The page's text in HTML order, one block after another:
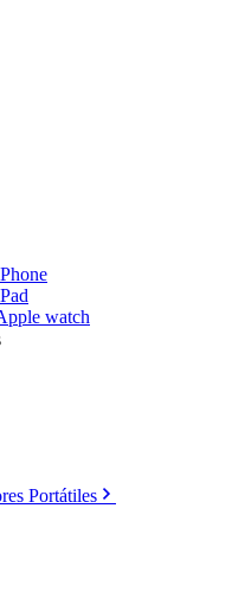
watch
Portátiles